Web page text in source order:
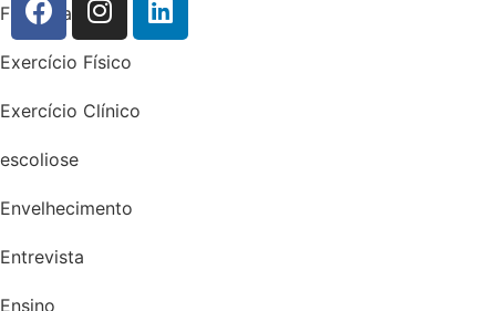
Fisioterapia
Exercício Físico
Exercício Clínico
escoliose
Envelhecimento
Entrevista
Ensino